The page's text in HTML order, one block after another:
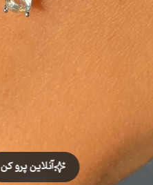
آنلاین پرو کن